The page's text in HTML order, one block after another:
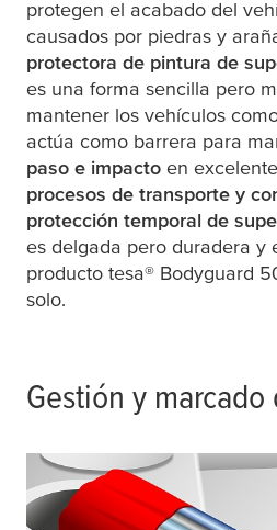
protegen el acabado del
causados por piedras y
protectora de pintura de
es una forma sencilla pero
mantener los vehículos
actúa como barrera para
paso e impacto en
procesos de transporte y
protección temporal de
es delgada pero duradera y
producto tesa® Bodyguard
solo.
Gestión y marcado